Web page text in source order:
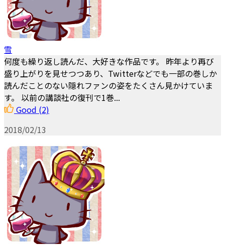
雪
何度も繰り返し読んだ、大好きな作品です。 昨年より再び
盛り上がりを見せつつあり、Twitterなどでも一部の巻しか
読んだことのない隠れファンの姿をたくさん見かけていま
す。 以前の講談社の復刊で1巻...
Good (2)
2018/02/13